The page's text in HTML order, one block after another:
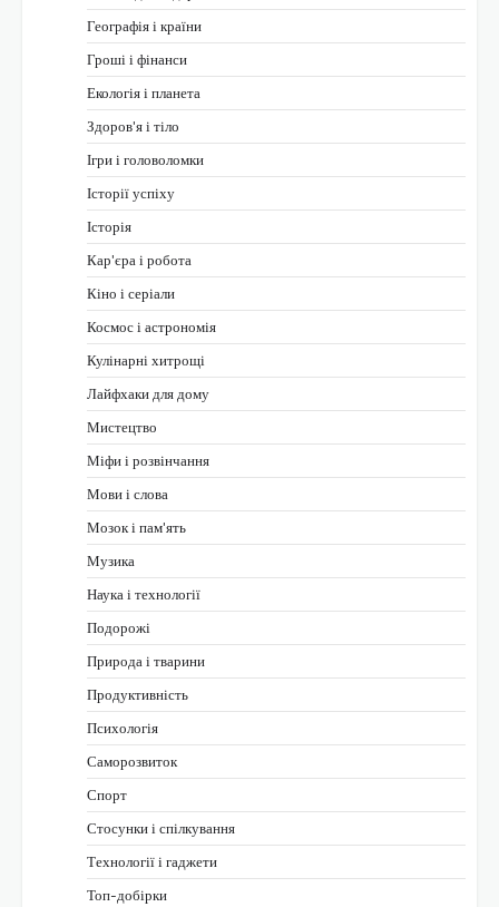
Географія і країни
Гроші і фінанси
Екологія і планета
Здоров'я і тіло
Ігри і головоломки
Історії успіху
Історія
Кар'єра і робота
Кіно і серіали
Космос і астрономія
Кулінарні хитрощі
Лайфхаки для дому
Мистецтво
Міфи і розвінчання
Мови і слова
Мозок і пам'ять
Музика
Наука і технології
Подорожі
Природа і тварини
Продуктивність
Психологія
Саморозвиток
Спорт
Стосунки і спілкування
Технології і гаджети
Топ-добірки